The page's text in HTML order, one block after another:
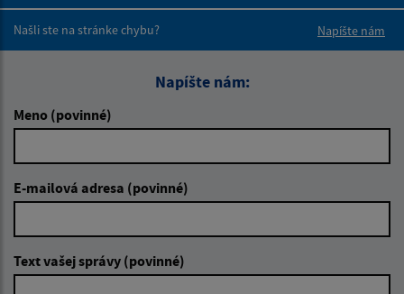
Našli ste na stránke chybu?
Napíšte nám
Napíšte nám:
Meno (povinné)
E-mailová adresa (povinné)
Text vašej správy (povinné)